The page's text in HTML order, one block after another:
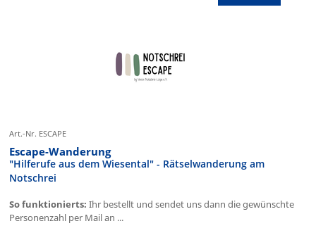
Art.-Nr. ESCAPE
Escape-Wanderung
"Hilferufe aus dem Wiesental" - Rätselwanderung am
Notschrei
So funktionierts: Ihr bestellt und sendet uns dann die gewünschte
Personenzahl per Mail an ...